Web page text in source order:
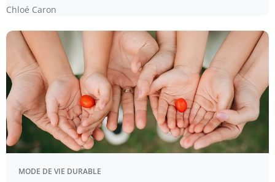
Chloé Caron
MODE DE VIE DURABLE